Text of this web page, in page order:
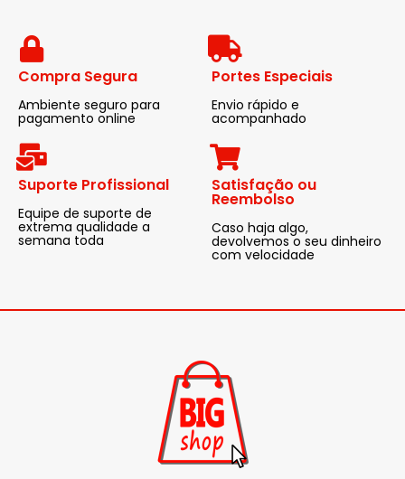
Compra Segura
Ambiente seguro para
pagamento online
Portes Especiais
Envio rápido e
acompanhado
Suporte Profissional
Equipe de suporte de
extrema qualidade a
semana toda
Satisfação ou
Reembolso
Caso haja algo,
devolvemos o seu dinheiro
com velocidade